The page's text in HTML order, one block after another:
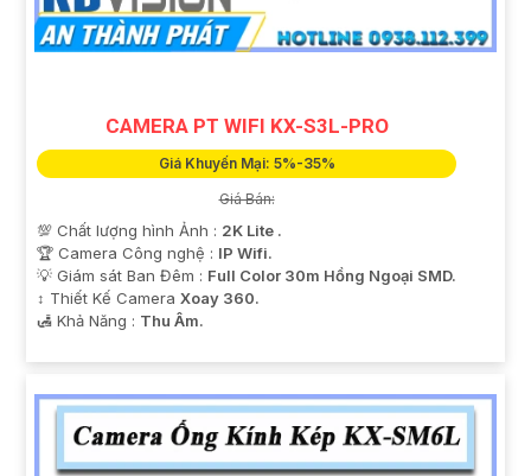
CAMERA PT WIFI KX-S3L-PRO
Giá Khuyến Mại: 5%-35%
Giá Bán:
💯 Chất lượng hình Ảnh : 2K Lite .
🏆 Camera Công nghệ : IP Wifi.
💡 Giám sát Ban Đêm : Full Color 30m Hồng Ngoại SMD.
↕️ Thiết Kế Camera Xoay 360.
️🛃 Khả Năng : Thu Âm.